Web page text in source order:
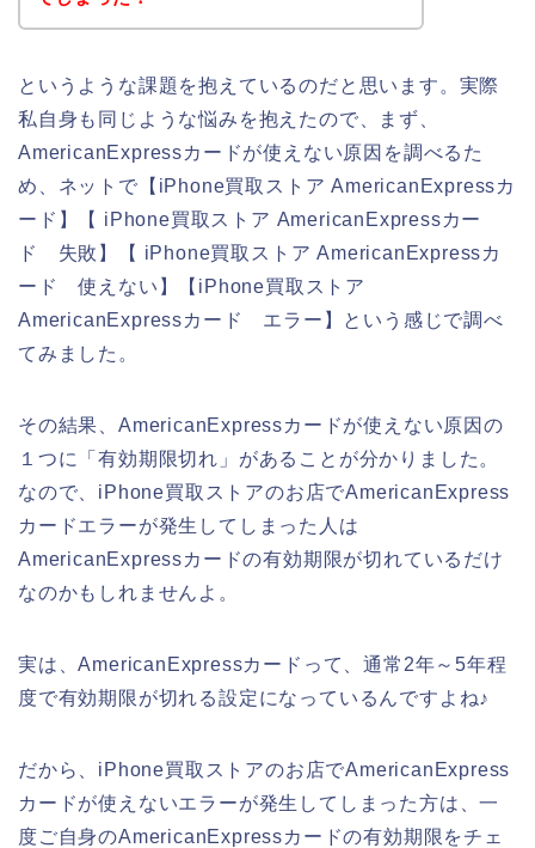
というような課題を抱えているのだと思います。実際
私自身も同じような悩みを抱えたので、まず、
AmericanExpressカードが使えない原因を調べるた
め、ネットで【iPhone買取ストア AmericanExpressカ
ード】【 iPhone買取ストア AmericanExpressカー
ド 失敗】【 iPhone買取ストア AmericanExpressカ
ード 使えない】【iPhone買取ストア
AmericanExpressカード エラー】という感じで調べ
てみました。
その結果、AmericanExpressカードが使えない原因の
１つに「有効期限切れ」があることが分かりました。
なので、iPhone買取ストアのお店でAmericanExpress
カードエラーが発生してしまった人は
AmericanExpressカードの有効期限が切れているだけ
なのかもしれませんよ。
実は、AmericanExpressカードって、通常2年～5年程
度で有効期限が切れる設定になっているんですよね♪
だから、iPhone買取ストアのお店でAmericanExpress
カードが使えないエラーが発生してしまった方は、一
度ご自身のAmericanExpressカードの有効期限をチェ